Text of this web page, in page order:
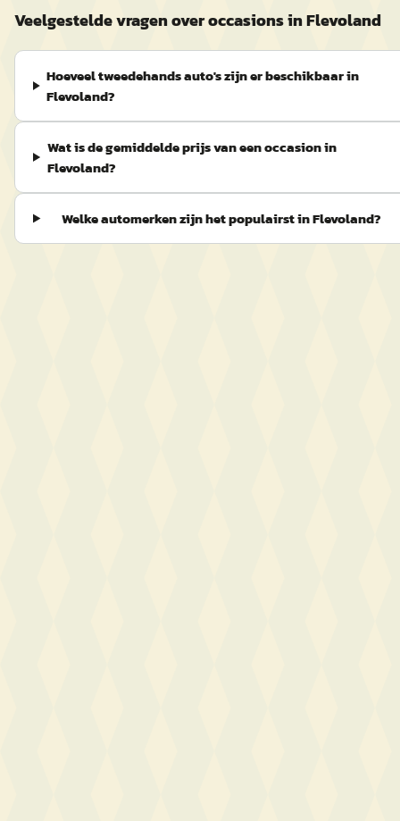
Veelgestelde vragen over occasions in Flevoland
Hoeveel tweedehands auto's zijn er beschikbaar in
Flevoland?
Wat is de gemiddelde prijs van een occasion in
Flevoland?
Welke automerken zijn het populairst in Flevoland?